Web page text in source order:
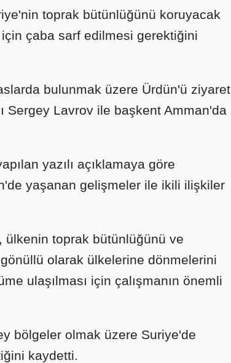
toprak bütünlüğünü koruyacak
çaba sarf edilmesi gerektiğini
bulunmak üzere Ürdün'ü ziyaret
Sergey Lavrov ile başkent Amman'da
yazılı açıklamaya göre
yaşanan gelişmeler ile ikili ilişkiler
ülkenin toprak bütünlüğünü ve
olarak ülkelerine dönmelerini
ulaşılması için çalışmanın önemli
bölgeler olmak üzere Suriye'de
kaydetti.